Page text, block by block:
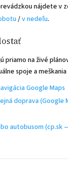
nájdete v
/v nedeľu.
priamo na živé
spoje a
Google Maps
doprava (Google
autobusom (cp.sk